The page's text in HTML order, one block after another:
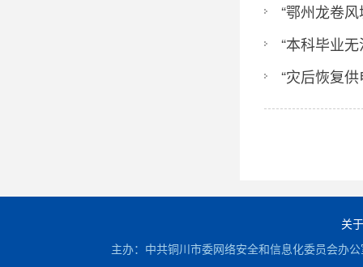
“鄂州龙卷
“本科毕业
“灾后恢复
关
主办：中共铜川市委网络安全和信息化委员会办